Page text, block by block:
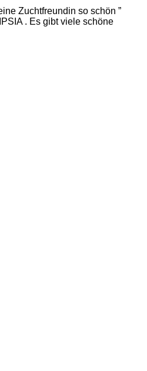
Zuchtfreundin so schön ”
. Es gibt viele schöne